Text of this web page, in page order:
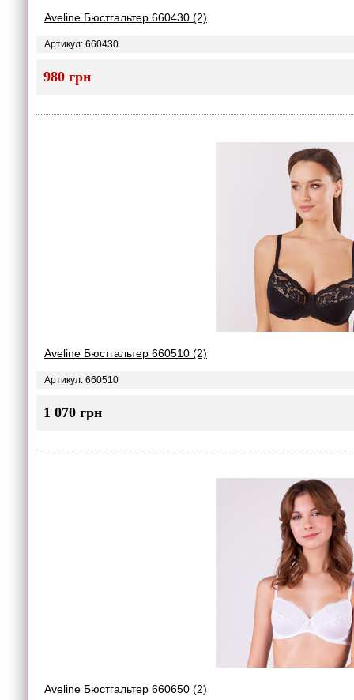
Aveline Бюстгальтер 660430 (2)
Артикул: 660430
980 грн
Aveline Бюстгальтер 660510 (2)
Артикул: 660510
1 070 грн
Aveline Бюстгальтер 660650 (2)